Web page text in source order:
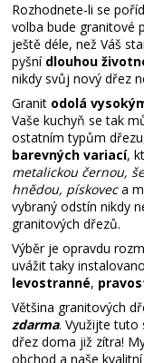
Rozhodnete-li se
volba bude granitové
ještě déle, než Váš
pyšní dlouhou
nikdy svůj nový dřez
Granit odolá
Vaše kuchyň se tak
ostatním typům
barevných variací,
metalickou černou,
hnědou, pískoveca
vybraný odstín nikdy
granitových dřezů.
Výběr je opravdu
uvážit taky
levostranné,
Většina granitových
zdarma. Využijte tuto
dřez doma již zítra!
obchod a naše